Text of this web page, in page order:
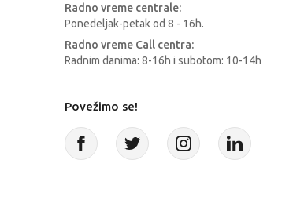
Radno vreme centrale:
Ponedeljak-petak od 8 - 16h.
Radno vreme Call centra:
Radnim danima: 8-16h i subotom: 10-14h
Povežimo se!